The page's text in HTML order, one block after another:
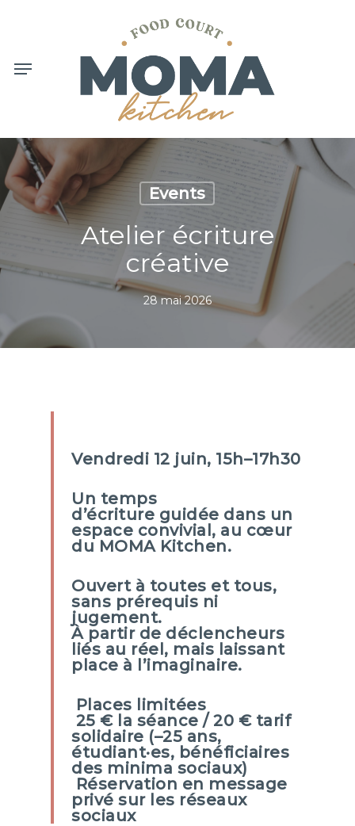
Menu
Events
Atelier écriture
créative
28 mai 2026
Vendredi 12 juin, 15h–17h30
Un temps
d’écriture guidée dans un
espace convivial, au cœur
du MOMA Kitchen.
Ouvert à toutes et tous,
sans prérequis ni
jugement.
À partir de déclencheurs
liés au réel, mais laissant
place à l’imaginaire.
Places limitées
25 € la séance / 20 € tarif
solidaire (–25 ans,
étudiant·es, bénéficiaires
des minima sociaux)
Réservation en message
privé sur les réseaux
sociaux